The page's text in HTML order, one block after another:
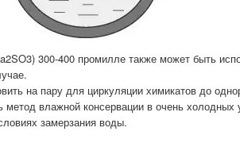
300-400 промилле также может быть
на пару для циркуляции химикатов до
метод влажной консервации в очень холодных
замерзания воды.